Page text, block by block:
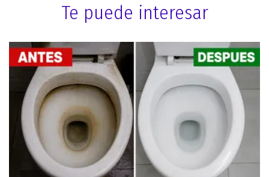
Te puede interesar